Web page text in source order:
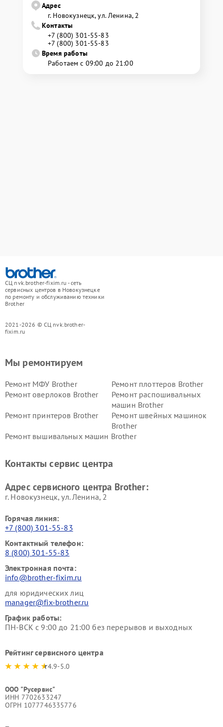
Адрес
г. Новокузнецк, ул. Ленина, 2
Контакты
+7 (800) 301-55-83
+7 (800) 301-55-83
Время работы
Работаем с 09:00 до 21:00
СЦ nvk.brother-fixim.ru - сеть
сервисных центров в Новокузнецке
по ремонту и обслуживанию техники
Brother
2021-2026 © СЦ nvk.brother-
fixim.ru
Мы ремонтируем
Ремонт МФУ Brother
Ремонт плоттеров Brother
Ремонт оверлоков Brother
Ремонт распошивальных
машин Brother
Ремонт принтеров Brother
Ремонт швейных машинок
Brother
Ремонт вышивальных машин Brother
Контакты сервис центра
Адрес сервисного центра Brother:
г. Новокузнецк, ул. Ленина, 2
Горячая линия:
+7 (800) 301-55-83
Контактный телефон:
8 (800) 301-55-83
Электронная почта:
info@brother-fixim.ru
для юридических лиц
manager@fix-brother.ru
График работы:
ПН-ВСК с 9:00 до 21:00 без перерывов и выходных
Рейтинг сервисного центра
4.9-5.0
ООО "Русервис"
ИНН 7702633247
ОГРН 1077746335776